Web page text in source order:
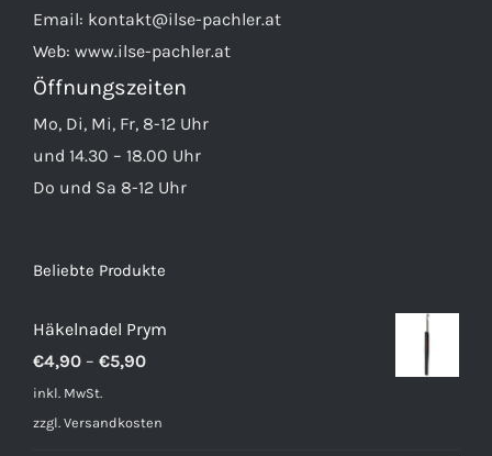
Email: kontakt@ilse-pachler.at
Web: www.ilse-pachler.at
Öffnungszeiten
Mo, Di, Mi, Fr, 8-12 Uhr
und 14.30 – 18.00 Uhr
Do und Sa 8-12 Uhr
Beliebte Produkte
Häkelnadel Prym
€4,90 – €5,90
inkl. MwSt.
zzgl. Versandkosten